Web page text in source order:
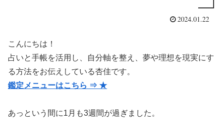
2024.01.22
こんにちは！
占いと手帳を活用し、自分軸を整え、夢や理想を現実にす
る方法をお伝えしている杏佳です。
鑑定メニューはこちら ⇒ ★
あっという間に1月も3週間が過ぎました。